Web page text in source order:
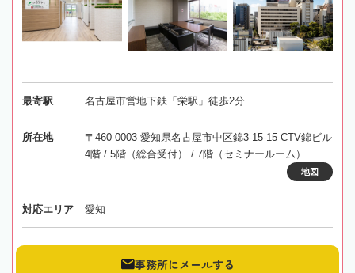
最寄駅 名古屋市営地下鉄「栄駅」徒歩2分
所在地
〒460-0003 愛知県名古屋市中区錦3-15-15 CTV錦ビル
4階 / 5階（総合受付） / 7階（セミナールーム）
地図
対応エリア 愛知
事務所にメールする